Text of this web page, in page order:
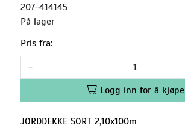
207-414145
På lager
Pris fra:
-
Logg inn for å kjøpe
JORDDEKKE SORT 2,10x100m